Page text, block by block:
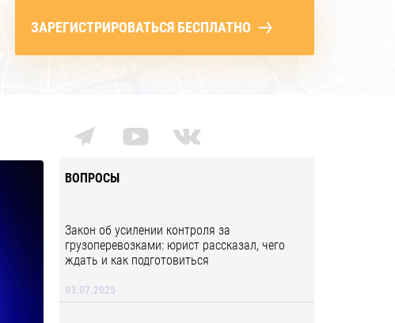
ЗАРЕГИСТРИРОВАТЬСЯ БЕСПЛАТНО
ВОПРОСЫ
Закон об усилении контроля за
грузоперевозками: юрист рассказал, чего
ждать и как подготовиться
03.07.2025